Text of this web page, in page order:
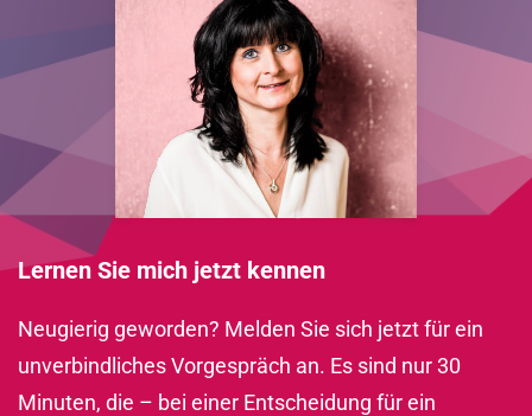
Lernen Sie mich jetzt kennen
Neugierig geworden? Melden Sie sich jetzt für ein
unverbindliches Vorgespräch an. Es sind nur 30
Minuten, die – bei einer Entscheidung für ein